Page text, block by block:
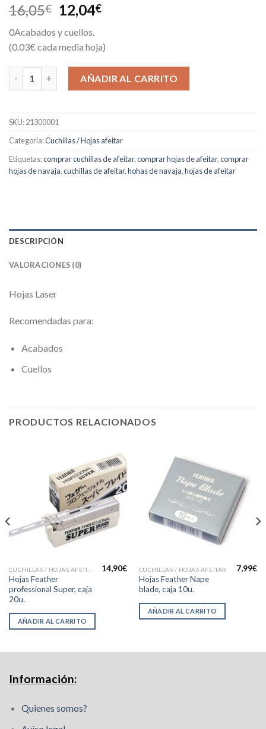
16,05€
El
precio
original
era:
16,05€.
12,04€El
es:
12,04€.
0Acabados y cuellos.
(0.03€ cada media hoja)
Hojas Laser, caja 200u. cantidad
AÑADIR AL CARRITO
SKU:21300001
Categoría:Cuchillas / Hojas afeitar
Etiquetas:comprar cuchillas de afeitar,comprar hojas de afeitar,comprar
hojas de navaja,cuchillas de afeitar,hohas de navaja,hojas de afeitar
DESCRIPCIÓN
VALORACIONES (0)
Hojas Laser
Recomendadas para:
Acabados
Cuellos
PRODUCTOS RELACIONADOS
CUCHILLAS / HOJAS AFEITAR
Hojas Feather
professional Super, caja
20u.
14,90€
AÑADIR AL CARRITO
CUCHILLAS / HOJAS AFEITAR
Hojas Feather Nape
blade, caja 10u.
7,99€
AÑADIR AL CARRITO
Información:
Quienes somos?